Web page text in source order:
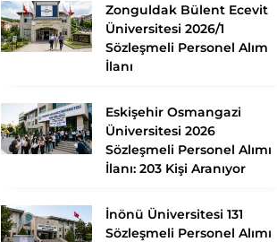
Zonguldak Bülent Ecevit
Üniversitesi 2026/1
Sözleşmeli Personel Alım
İlanı
Eskişehir Osmangazi
Üniversitesi 2026
Sözleşmeli Personel Alımı
İlanı: 203 Kişi Aranıyor
İnönü Üniversitesi 131
Sözleşmeli Personel Alımı